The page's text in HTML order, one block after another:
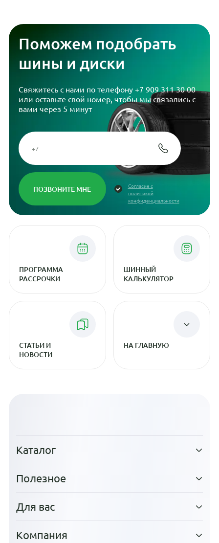
Поможем подобрать
шины и диски
Свяжитесь с нами по телефону +7 909 311 30 00
или оставьте свой номер, чтобы мы связались с
вами через 5 минут
Согласие с
политикой
конфиденциальности
ПРОГРАММА
РАССРОЧКИ
ШИННЫЙ
КАЛЬКУЛЯТОР
СТАТЬИ И
НОВОСТИ
НА ГЛАВНУЮ
Каталог
Полезное
Для вас
Компания